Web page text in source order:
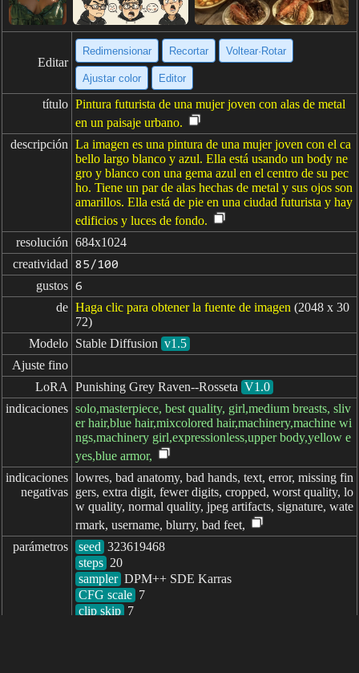
Editar
Redimensionar Recortar Voltear·Rotar
Ajustar color Editor
título Pintura futurista de una mujer joven con alas de metal
en un paisaje urbano.
descripción La imagen es una pintura de una mujer joven con el ca
bello largo blanco y azul. Ella está usando un body ne
gro y blanco con una gema azul en el centro de su pec
ho. Tiene un par de alas hechas de metal y sus ojos son
amarillos. Ella está de pie en una ciudad futurista y hay
edificios y luces de fondo.
resolución 684x1024
creatividad
85/100
gustos 6
de Haga clic para obtener la fuente de imagen (2048 x 30
72)
Modelo Stable Diffusion v1.5
Ajuste fino
LoRA
Punishing Grey Raven--Rosseta V1.0
indicaciones solo,masterpiece, best quality, girl,medium breasts, sliv
er hair,blue hair,mixcolored hair,machinery,machine wi
ngs,machinery girl,expressionless,upper body,yellow e
yes,blue armor,
indicaciones
negativas
lowres, bad anatomy, bad hands, text, error, missing fin
gers, extra digit, fewer digits, cropped, worst quality, lo
w quality, normal quality, jpeg artifacts, signature, wate
rmark, username, blurry, bad feet,
parámetros
seed
steps
sampler
CFG scale
clip skip 7